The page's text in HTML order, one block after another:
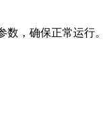
，确保正常运行。